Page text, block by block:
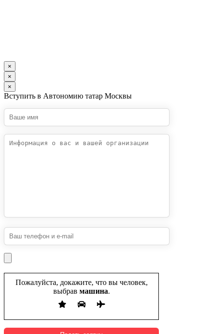
×
×
×
Вступить в Автономию татар Москвы
Пожалуйста, докажите, что вы человек,
выбрав машина.